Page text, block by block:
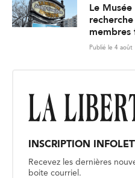
Le
Publié le 4 août
INSCRIPTION
Recevez les dernières
boite courriel.